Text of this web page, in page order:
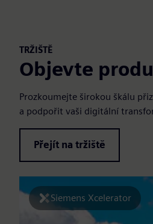
TRŽIŠTĚ
Objevte
Prozkoumejte širokou škálu
a podpořit vaši digitální
Přejít na tržiště
Siemens Xcelerator